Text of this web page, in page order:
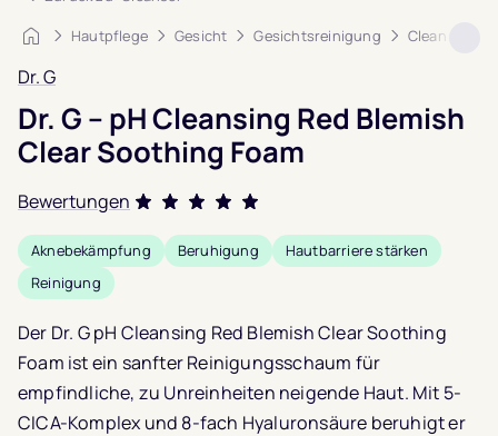
Startseite
Hautpflege Gesicht Gesichtsreinigung Cleanser
Dr. G
Dr. G – pH Cleansing Red Blemish
Clear Soothing Foam
Bewertungen
Bewertet mit
5.0von 5,
Aknebekämpfung Beruhigung
Hautbarriere stärken
Reinigung
Der Dr. G pH Cleansing Red Blemish Clear Soothing
Foam ist ein sanfter Reinigungsschaum für
empfindliche, zu Unreinheiten neigende Haut. Mit 5-
CICA-Komplex und 8-fach Hyaluronsäure beruhigt er